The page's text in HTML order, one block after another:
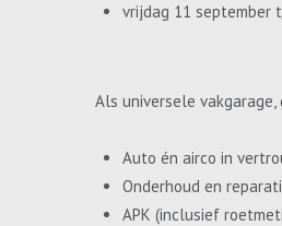
vrijdag 11 september
Als universele
Auto én airco in
Onderhoud en
APK (inclusief